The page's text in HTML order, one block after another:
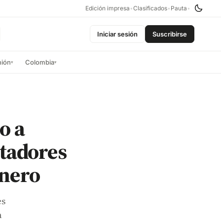
Edición impresa •Clasificados• Pauta •
Iniciar sesión Suscribirse
▾ Colombia▾
a